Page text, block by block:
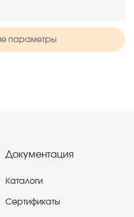
параметры
Документация
Каталоги
Сертификаты